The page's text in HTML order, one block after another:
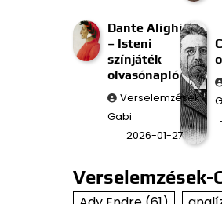
Dante Alighieri
– Isteni
színjáték
olvasónapló
Verselemzések
Gabi
2026-01-27
Verselemzések-